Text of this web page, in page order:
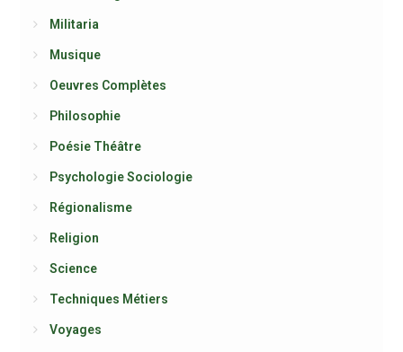
Militaria
Musique
Oeuvres Complètes
Philosophie
Poésie Théâtre
Psychologie Sociologie
Régionalisme
Religion
Science
Techniques Métiers
Voyages